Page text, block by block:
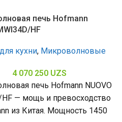
печь Hofmann
HF
кухни, Микроволновые
4 070 250 UZS
печь Hofmann NUOVO
HF — мощь и превосходство
из Китая. Мощность 1450